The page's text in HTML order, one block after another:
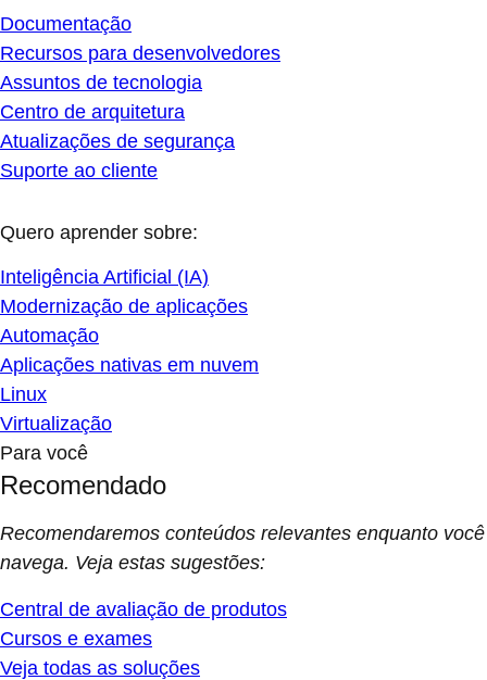
Documentação
Recursos para desenvolvedores
Assuntos de tecnologia
Centro de arquitetura
Atualizações de segurança
Suporte ao cliente
Quero aprender sobre:
Inteligência Artificial (IA)
Modernização de aplicações
Automação
Aplicações nativas em nuvem
Linux
Virtualização
Para você
Recomendado
Recomendaremos conteúdos relevantes enquanto você
navega. Veja estas sugestões:
Central de avaliação de produtos
Cursos e exames
Veja todas as soluções